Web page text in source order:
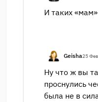
И таких
Geisha25
Ну что ж вы
проснулись
была не в